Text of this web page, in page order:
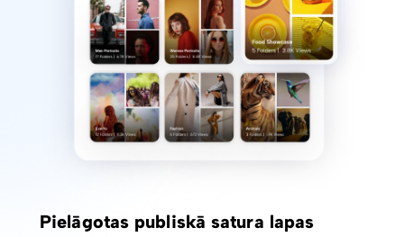
Pielāgotas publiskā satura lapas